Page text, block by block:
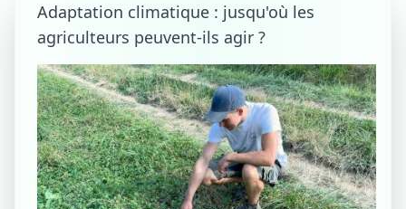
Adaptation climatique : jusqu'où les
agriculteurs peuvent-ils agir ?